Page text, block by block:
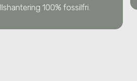
100% fossilfri.